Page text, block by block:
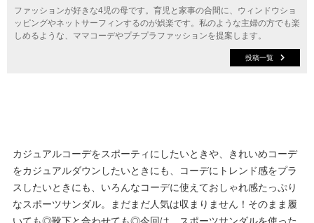
ファッションが好きな4児の母です。育児と家事の合間に、ウィンドウショ
ッピングやネットサーフィンするのが娯楽です。私のような主婦の方でも楽
しめるような、ママコーデやプチプラファッションを提案します。
投稿一覧
カジュアルコーデをスポーティにしたいときや、きれいめコーデ
をカジュアルダウンしたいときにも、コーデにトレンド感をプラ
スしたいときにも、いろんなコーデに使えておしゃれ感たっぷり
なスポーツサンダル。まだまだ人気は収まりません！そのまま履